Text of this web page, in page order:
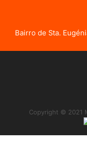
Bairro de Sta.
Copyright © 2021